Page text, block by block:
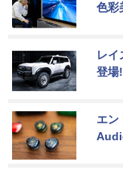
色彩
レイ
登場
エン